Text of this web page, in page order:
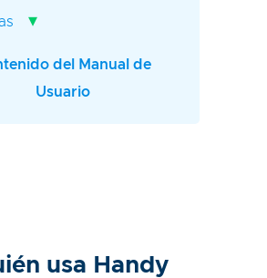
▾
del Manual de
Usuario
usa Handy